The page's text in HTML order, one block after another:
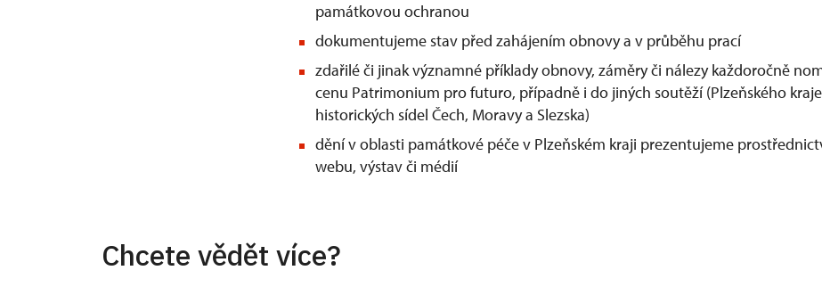
památkovou ochranou
dokumentujeme stav před zahájením obnovy a v průběhu prací
zdařilé či jinak významné příklady obnovy, záměry či nálezy každoročně
cenu Patrimonium pro futuro, případně i do jiných soutěží (Plzeňského
historických sídel Čech, Moravy a Slezska)
dění v oblasti památkové péče v Plzeňském kraji prezentujeme
webu, výstav či médií
Chcete vědět více?